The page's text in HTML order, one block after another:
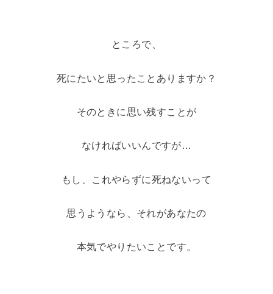
ところで、
死にたいと思ったことありますか？
そのときに思い残すことが
なければいいんですが…
もし、これやらずに死ねないって
思うようなら、それがあなたの
本気でやりたいことです。